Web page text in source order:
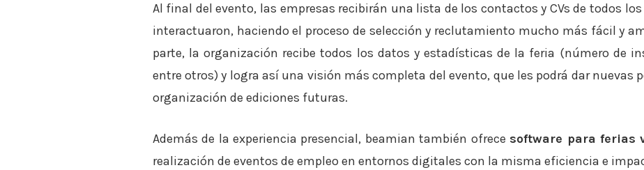
Al final del evento, las empresas recibirán una lista de los contactos y CVs de todos
interactuaron, haciendo el proceso de selección y reclutamiento mucho más fácil y
parte, la organización recibe todos los datos y estadísticas de la feria (número de
entre otros) y logra así una visión más completa del evento, que les podrá dar nuevas
organización de ediciones futuras.
Además de la experiencia presencial, beamian también ofrece software para ferias
realización de eventos de empleo en entornos digitales con la misma eficiencia e